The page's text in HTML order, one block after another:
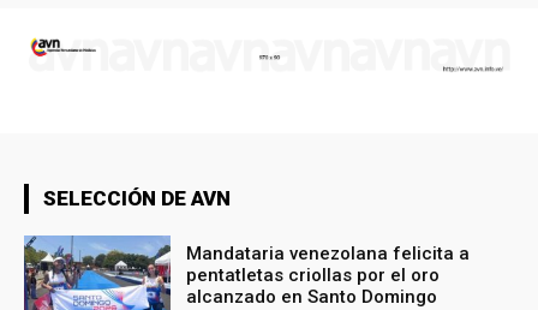
SELECCIÓN DE AVN
Mandataria venezolana felicita a
pentatletas criollas por el oro
alcanzado en Santo Domingo